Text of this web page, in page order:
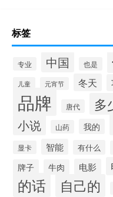
标签
专业 中国 也是
儿童 元宵节 冬天
品牌 唐代 多
小说 山药 我的
显卡 智能 有什么
牌子 牛肉 电影
的话 自己的